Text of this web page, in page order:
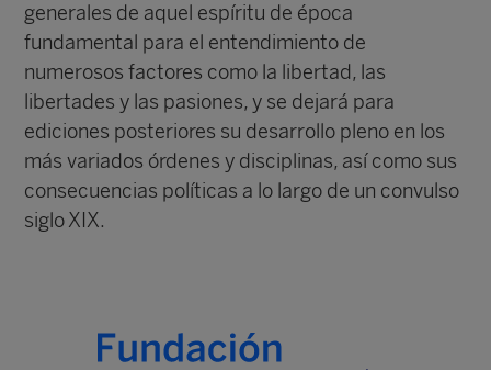
generales de aquel espíritu de época
fundamental para el entendimiento de
numerosos factores como la libertad, las
libertades y las pasiones, y se dejará para
ediciones posteriores su desarrollo pleno en los
más variados órdenes y disciplinas, así como sus
consecuencias políticas a lo largo de un convulso
siglo XIX.